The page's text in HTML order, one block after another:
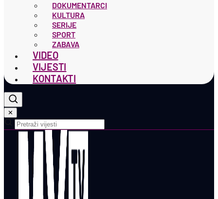
DOKUMENTARCI
KULTURA
SERIJE
SPORT
ZABAVA
VIDEO
VIJESTI
KONTAKTI
✕